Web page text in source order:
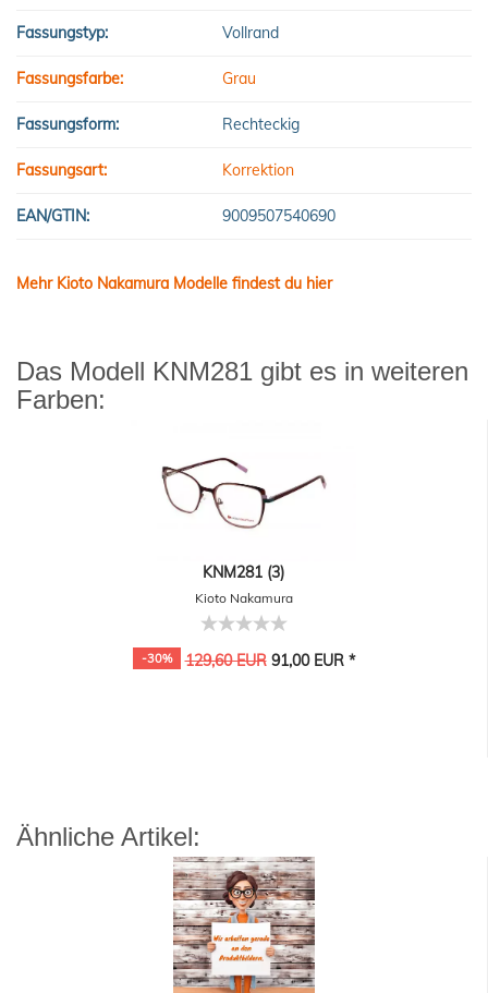
Fassungstyp: Vollrand
Fassungsfarbe: Grau
Fassungsform: Rechteckig
Fassungsart: Korrektion
EAN/GTIN: 9009507540690
Mehr Kioto Nakamura Modelle findest du hier
Das Modell KNM281 gibt es in weiteren
Farben:
KNM281 (3)
Kioto Nakamura
-30% 129,60 EUR91,00 EUR *
Ähnliche Artikel: